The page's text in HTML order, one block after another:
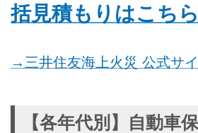
括見積もりはこちら
→三井住友海上火災 公式サイ
【各年代別】自動車